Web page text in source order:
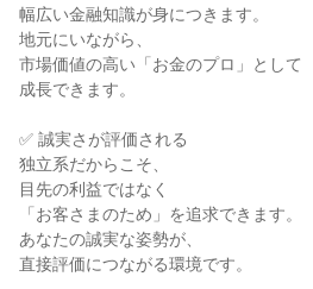
幅広い金融知識が身につきます。
地元にいながら、
市場価値の高い「お金のプロ」として
成長できます。
✅ 誠実さが評価される
独立系だからこそ、
目先の利益ではなく
「お客さまのため」を追求できます。
あなたの誠実な姿勢が、
直接評価につながる環境です。